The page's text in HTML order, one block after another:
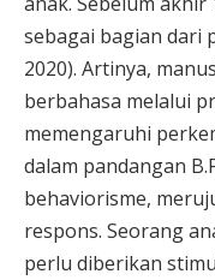
sebagai bagian dari
2020). Artinya,
berbahasa melalui
memengaruhi
dalam pandangan
behaviorisme,
respons. Seorang
perlu diberikan